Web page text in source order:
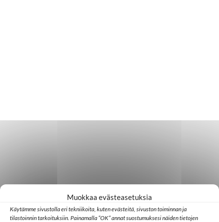
Muokkaa evästeasetuksia
Käytämme sivustolla eri tekniikoita, kuten evästeitä, sivuston toiminnan ja
tilastoinnin tarkoituksiin. Painamalla ”OK” annat suostumuksesi näiden tietojen